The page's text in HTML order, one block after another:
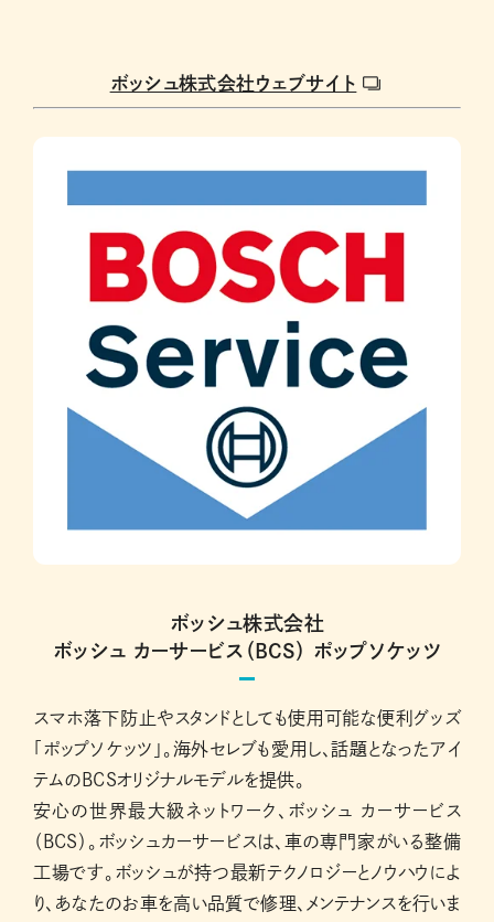
ボッシュ株式会社ウェブサイト
ボッシュ株式会社
ボッシュ カーサービス（BCS） ポップソケッツ
スマホ落下防止やスタンドとしても使用可能な便利グッズ
「ポップソケッツ」。海外セレブも愛用し、話題となったアイ
テムのBCSオリジナルモデルを提供。
安心の世界最大級ネットワーク、ボッシュ カーサービス
（BCS）。ボッシュカーサービスは、車の専門家がいる整備
工場です。ボッシュが持つ最新テクノロジーとノウハウによ
り、あなたのお車を高い品質で修理、メンテナンスを行いま